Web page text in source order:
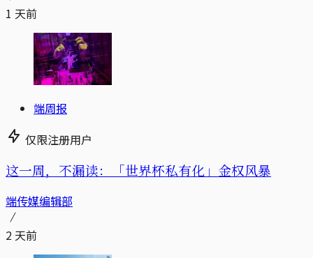
1 天前
端周报
仅限注册用户
这一周，不漏读：「世界杯私有化」金权风暴
端传媒编辑部
2 天前